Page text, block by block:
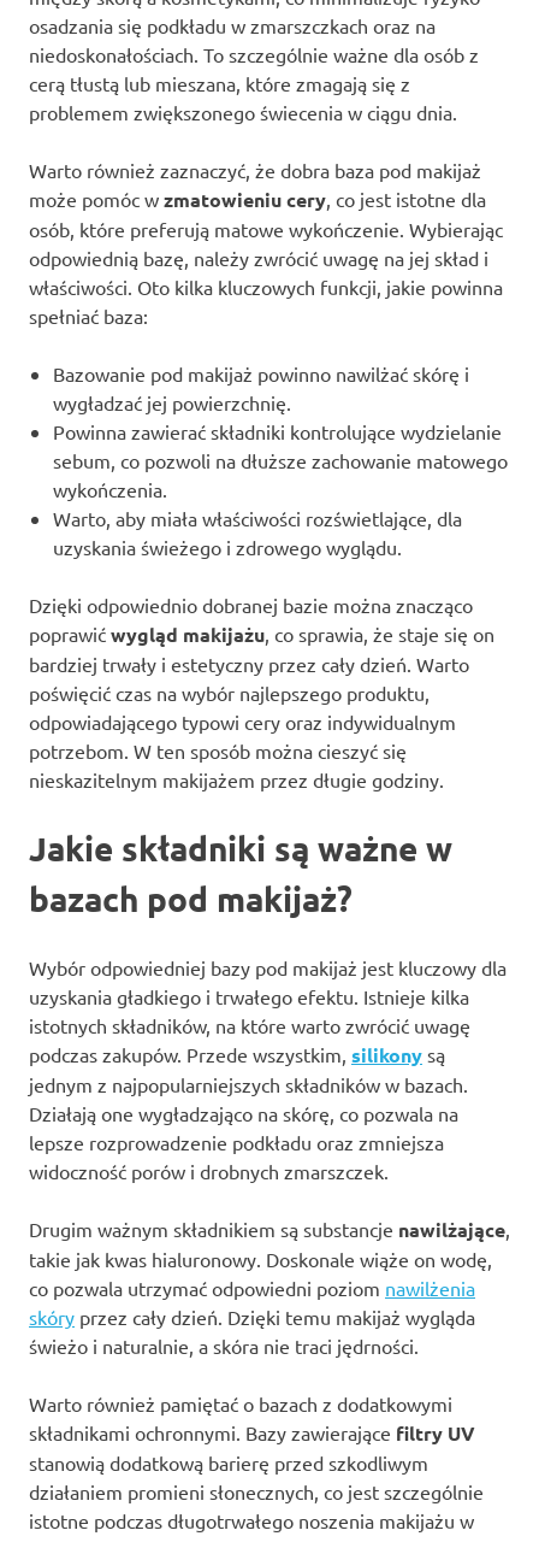
osadzania się podkładu w zmarszczkach oraz na
niedoskonałościach. To szczególnie ważne dla osób z
cerą tłustą lub mieszana, które zmagają się z
problemem zwiększonego świecenia w ciągu dnia.
Warto również zaznaczyć, że dobra baza pod makijaż
może pomóc w zmatowieniu cery, co jest istotne dla
osób, które preferują matowe wykończenie. Wybierając
odpowiednią bazę, należy zwrócić uwagę na jej skład i
właściwości. Oto kilka kluczowych funkcji, jakie powinna
spełniać baza:
Bazowanie pod makijaż powinno nawilżać skórę i
wygładzać jej powierzchnię.
Powinna zawierać składniki kontrolujące wydzielanie
sebum, co pozwoli na dłuższe zachowanie matowego
wykończenia.
Warto, aby miała właściwości rozświetlające, dla
uzyskania świeżego i zdrowego wyglądu.
Dzięki odpowiednio dobranej bazie można znacząco
poprawić wygląd makijażu, co sprawia, że staje się on
bardziej trwały i estetyczny przez cały dzień. Warto
poświęcić czas na wybór najlepszego produktu,
odpowiadającego typowi cery oraz indywidualnym
potrzebom. W ten sposób można cieszyć się
nieskazitelnym makijażem przez długie godziny.
Jakie składniki są ważne w
bazach pod makijaż?
Wybór odpowiedniej bazy pod makijaż jest kluczowy dla
uzyskania gładkiego i trwałego efektu. Istnieje kilka
istotnych składników, na które warto zwrócić uwagę
podczas zakupów. Przede wszystkim, silikony są
jednym z najpopularniejszych składników w bazach.
Działają one wygładzająco na skórę, co pozwala na
lepsze rozprowadzenie podkładu oraz zmniejsza
widoczność porów i drobnych zmarszczek.
Drugim ważnym składnikiem są substancje nawilżające,
takie jak kwas hialuronowy. Doskonale wiąże on wodę,
co pozwala utrzymać odpowiedni poziom nawilżenia
skóry przez cały dzień. Dzięki temu makijaż wygląda
świeżo i naturalnie, a skóra nie traci jędrności.
Warto również pamiętać o bazach z dodatkowymi
składnikami ochronnymi. Bazy zawierające filtry UV
stanowią dodatkową barierę przed szkodliwym
działaniem promieni słonecznych, co jest szczególnie
istotne podczas długotrwałego noszenia makijażu w